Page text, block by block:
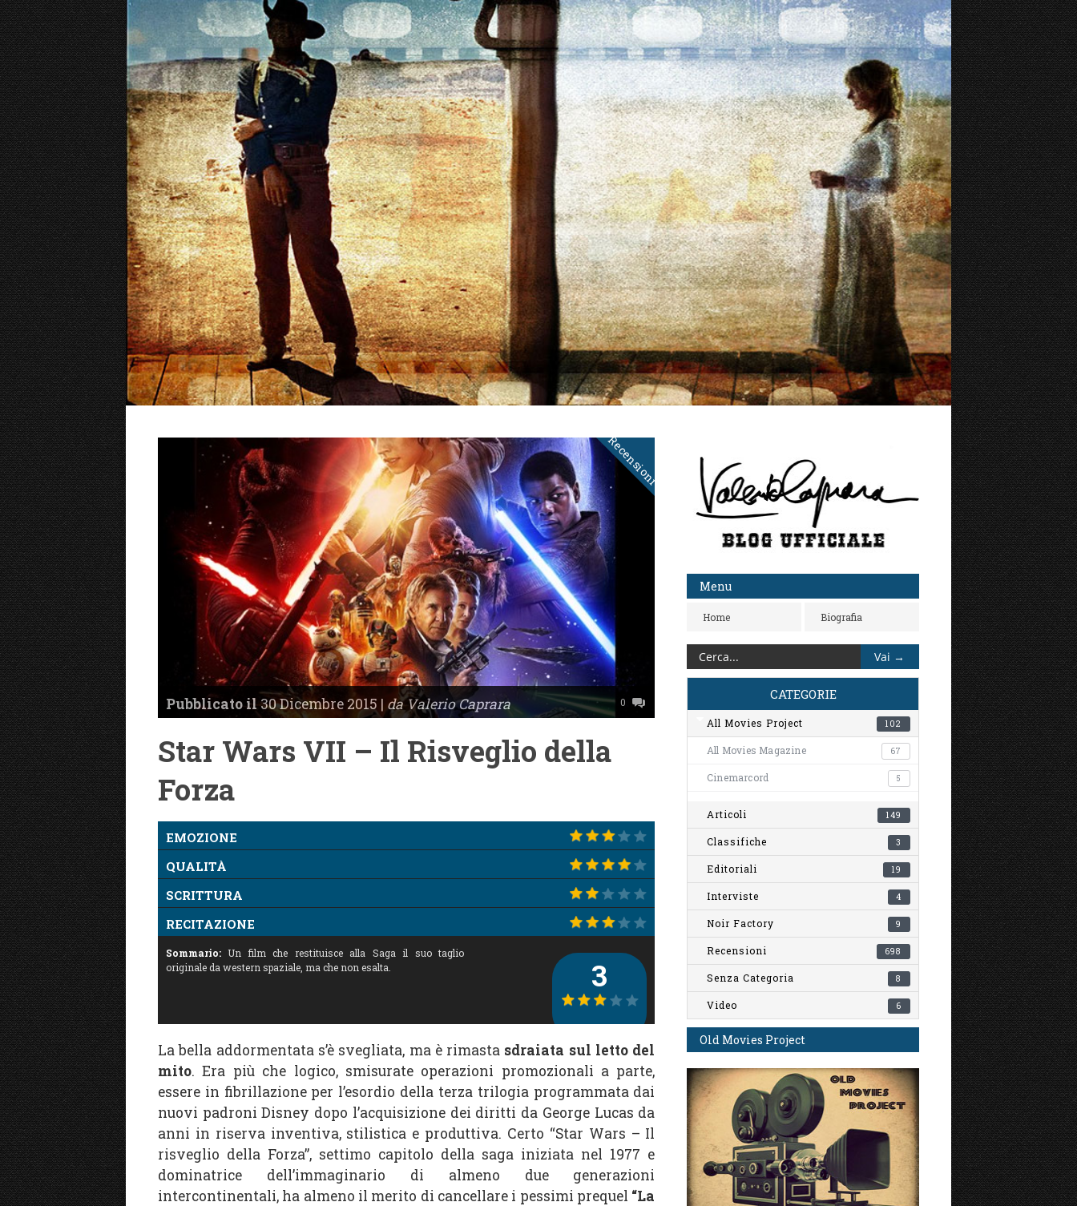
Recensioni
Pubblicato il30 Dicembre 2015 | da Valerio Caprara 0
Star Wars VII – Il Risveglio della
Forza
EMOZIONE
QUALITÀ
SCRITTURA
RECITAZIONE
Sommario: Un film che restituisce alla Saga il suo taglio
originale da western spaziale, ma che non esalta.
3
La bella addormentata s’è svegliata, ma è rimasta sdraiata sul letto del
mito. Era più che logico, smisurate operazioni promozionali a parte,
essere in fibrillazione per l’esordio della terza trilogia programmata dai
nuovi padroni Disney dopo l’acquisizione dei diritti da George Lucas da
anni in riserva inventiva, stilistica e produttiva. Certo “Star Wars – Il
risveglio della Forza”, settimo capitolo della saga iniziata nel 1977 e
dominatrice dell’immaginario di almeno due generazioni
intercontinentali, ha almeno il merito di cancellare i pessimi prequel “La
Menu
Home Biografia
CATEGORIE
All Movies Project 102
All Movies Magazine 67
Cinemarcord 5
Articoli 149
Classifiche 3
Editoriali 19
Interviste 4
Noir Factory 9
Recensioni 698
Senza Categoria 8
Video 6
Old Movies Project